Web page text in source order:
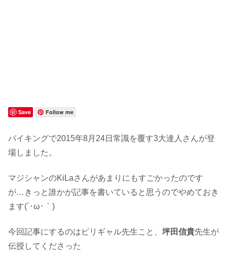
Save Follow me
バイキングで2015年8月24日常識を覆す3大達人さんが登
場しました。
マジシャンのKiLaさんがあまりにもすごかったのです
が…きっと誰かが記事を書いていると思うのでやめておき
ます(´･ω･｀)
今回記事にするのはビリギャル先生こと、 坪田信貴先生が
伝授してくださった